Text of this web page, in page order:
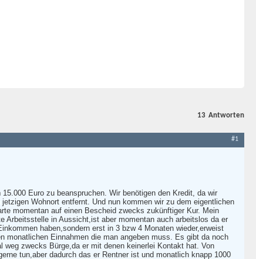
13 Antworten
#1
Euro zu beanspruchen. Wir benötigen den Kredit, da wir
Wohnort entfernt. Und nun kommen wir zu dem eigentlichen
momentan auf einen Bescheid zwecks zukünftiger Kur. Mein
Arbeitsstelle in Aussicht,ist aber momentan auch arbeitslos da er
haben,sondern erst in 3 bzw 4 Monaten wieder,erweist
Einnahmen die man angeben muss. Es gibt da noch
zwecks Bürge,da er mit denen keinerlei Kontakt hat. Von
tun,aber dadurch das er Rentner ist und monatlich knapp 1000